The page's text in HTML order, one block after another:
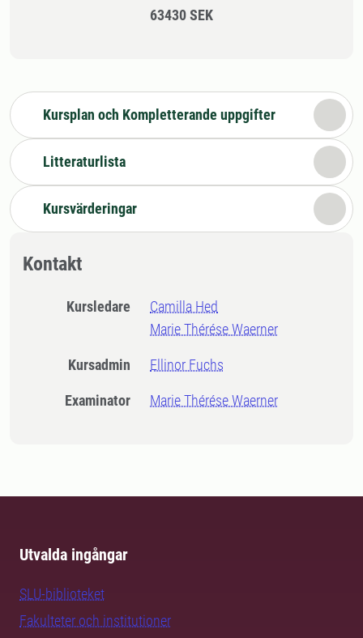
63430 SEK
Kursplan och Kompletterande uppgifter
Litteraturlista
Kursvärderingar
Kontakt
Kursledare
Camilla Hed
Marie Thérése Waerner
Kursadmin Ellinor Fuchs
Examinator Marie Thérése Waerner
Utvalda ingångar
SLU-biblioteket
Fakulteter och institutioner